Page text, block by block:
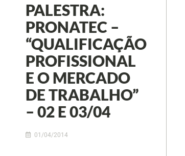
PALESTRA:
PRONATEC –
“QUALIFICAÇÃO
PROFISSIONAL
E O MERCADO
DE TRABALHO”
– 02 E 03/04
01/04/2014